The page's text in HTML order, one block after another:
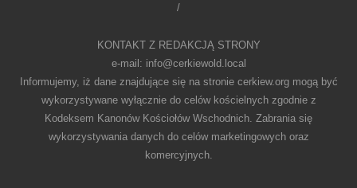
/
KONTAKT Z REDAKCJĄ STRONY
e-mail: info@cerkiewold.local
Informujemy, iż dane znajdujące się na stronie cerkiew.org mogą być
wykorzystywane wyłącznie do celów kościelnych zgodnie z
Kodeksem Kanonów Kościołów Wschodnich. Zabrania się
wykorzystywania danych do celów marketingowych oraz
komercyjnych.